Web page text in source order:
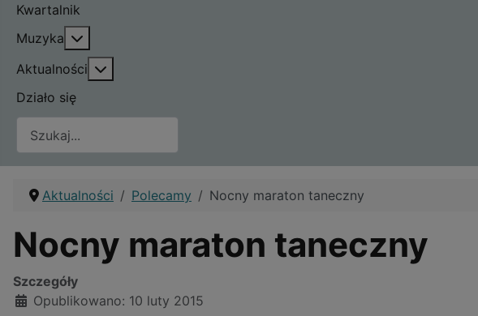
Kwartalnik
Muzyka
Aktualności
Działo się
Aktualności Polecamy Nocny maraton taneczny
Nocny maraton taneczny
Szczegóły
Opublikowano: 10 luty 2015